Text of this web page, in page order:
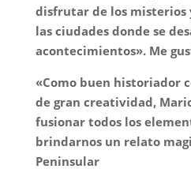
disfrutar de los misterios
las ciudades donde se
acontecimientos». Me
«Como buen historiador
de gran creatividad,
fusionar todos los
brindarnos un relato
Peninsular